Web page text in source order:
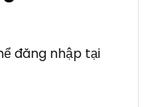
đăng nhập tại